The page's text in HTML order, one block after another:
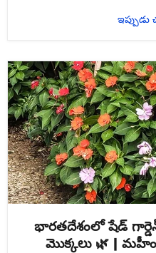
భారతదేశంలో షేడ్
మొక్కలు 🌿 |